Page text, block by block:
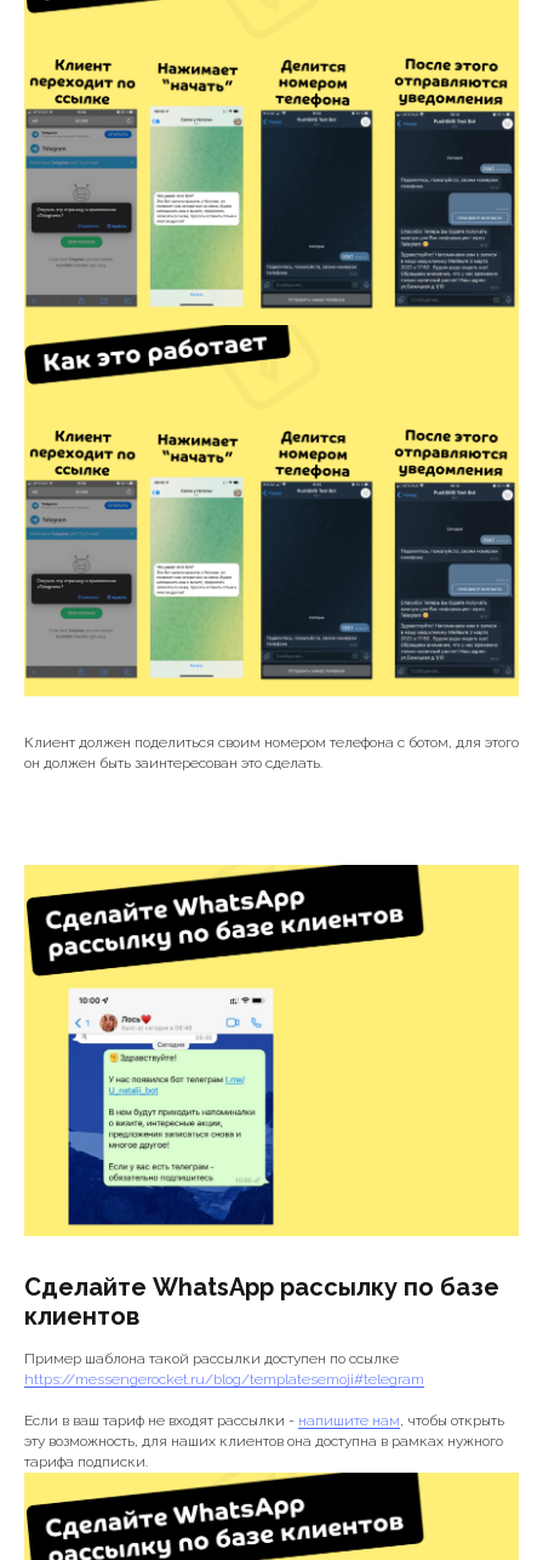
Клиент должен поделиться своим номером телефона с ботом, для этого
он должен быть заинтересован это сделать.
Сделайте WhatsApp рассылку по базе
клиентов
Пример шаблона такой рассылки доступен по ссылке
https://messengerocket.ru/blog/templatesemoji#telegram
Если в ваш тариф не входят рассылки - напишите нам, чтобы открыть
эту возможность, для наших клиентов она доступна в рамках нужного
тарифа подписки.